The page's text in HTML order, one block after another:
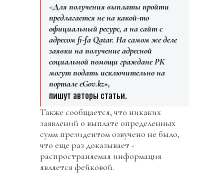
«Для получения выплаты пройти
предлагается не на какой-то
официальный ресурс, а на сайт с
адресом fi-fa Qatar. На самом же деле
заявки на получение адресной
социальной помощи граждане РК
могут подать исключительно на
портале eGov.kz»,
пишут авторы статьи.
Также сообщается, что никаких
заявлений о выплате определенных
сумм президентом озвучено не было,
что еще раз доказывает -
распространяемая информация
является фейковой.